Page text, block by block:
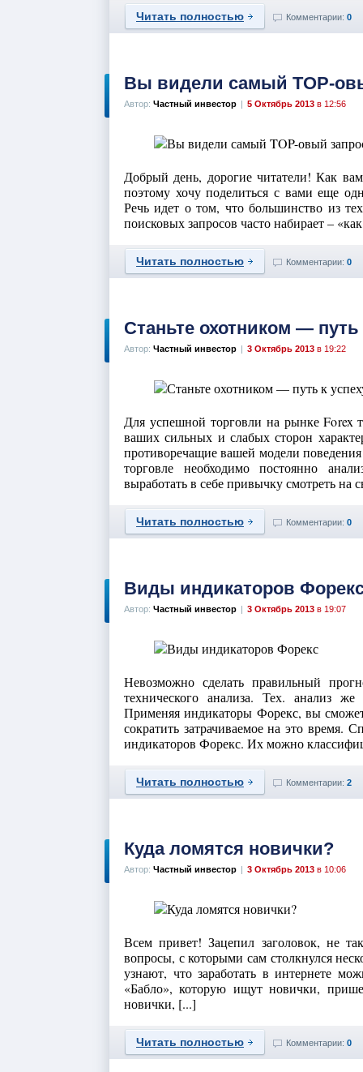
Читать полностью Комментарии: 0
Вы видели самый TOP-
Автор: Частный инвестор | 5 Октябрь 2013 в 12:56
Добрый день, дорогие читатели! Как
поэтому хочу поделиться с вами еще
Речь идет о том, что большинство из
поисковых запросов часто набирает –
Читать полностью Комментарии: 0
Станьте охотником —
Автор: Частный инвестор | 3 Октябрь 2013 в 19:22
Для успешной торговли на рынке Forex
ваших сильных и слабых сторон
противоречащие вашей модели
торговле необходимо постоянно
выработать в себе привычку смотреть на
Читать полностью Комментарии: 0
Виды индикаторов
Автор: Частный инвестор | 3 Октябрь 2013 в 19:07
Невозможно сделать правильный
технического анализа. Тех. анализ
Применяя индикаторы Форекс, вы
сократить затрачиваемое на это время.
индикаторов Форекс. Их можно
Читать полностью Комментарии: 2
Куда ломятся новички?
Автор: Частный инвестор | 3 Октябрь 2013 в 10:06
Всем привет! Зацепил заголовок, не
вопросы, с которыми сам столкнулся
узнают, что заработать в интернете
«Бабло», которую ищут новички,
новички, [...]
Читать полностью Комментарии: 0